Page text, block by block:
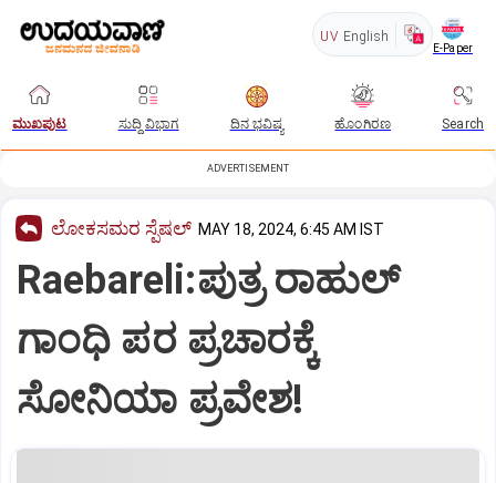
UV English
E-Paper
ಮುಖಪುಟ ಸುದ್ದಿ ವಿಭಾಗ ದಿನ ಭವಿಷ್ಯ ಹೊಂಗಿರಣ Search
ADVERTISEMENT
ಲೋಕಸಮರ ಸ್ಪೆಷಲ್‌ MAY 18, 2024, 6:45 AM IST
Raebareli:ಪುತ್ರ ರಾಹುಲ್‌
ಗಾಂಧಿ ಪರ ಪ್ರಚಾರಕ್ಕೆ
ಸೋನಿಯಾ ಪ್ರವೇಶ!